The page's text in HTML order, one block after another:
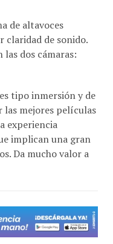
de altavoces
de sonido.
dos cámaras:
es tipo inmersión y de
las mejores películas
experiencia
implican una gran
Da mucho valor a